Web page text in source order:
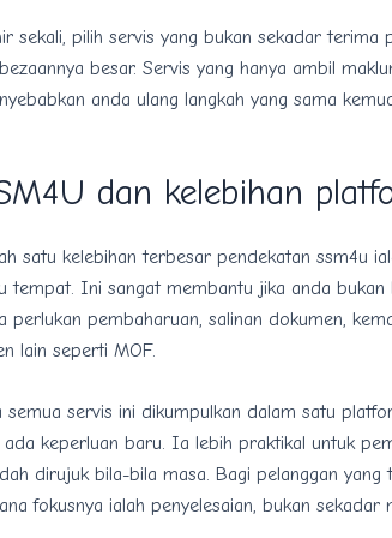
sekali, pilih servis yang bukan sekadar
besar. Servis yang hanya ambil
anda ulang langkah yang sama
dan kelebihan
satu kelebihan terbesar pendekatan ssm4u
tempat. Ini sangat membantu jika anda
perlukan pembaharuan, salinan dokumen,
lain seperti MOF.
semua servis ini dikumpulkan dalam satu
ada keperluan baru. Ia lebih praktikal untuk
dirujuk bila-bila masa. Bagi pelanggan yang
fokusnya ialah penyelesaian, bukan sekadar